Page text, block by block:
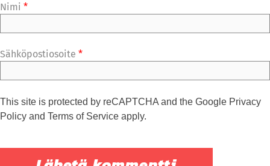
Nimi *
Sähköpostiosoite *
This site is protected by reCAPTCHA and the Google Privacy
Policy and Terms of Service apply.